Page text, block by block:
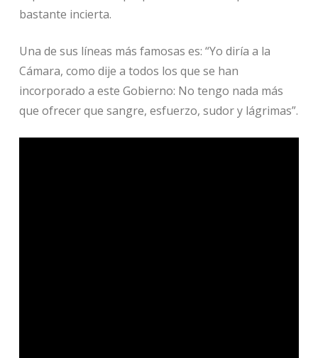
bastante incierta.
Una de sus líneas más famosas es: “Yo diría a la
Cámara, como dije a todos los que se han
incorporado a este Gobierno: No tengo nada más
que ofrecer que sangre, esfuerzo, sudor y lágrimas”.